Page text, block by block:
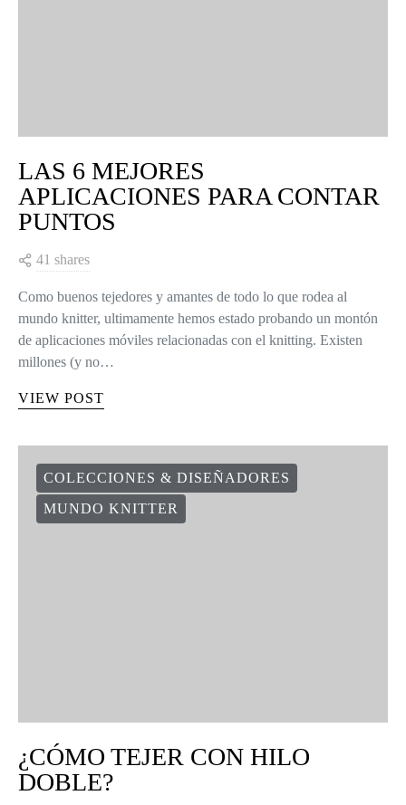
LAS 6 MEJORES
APLICACIONES PARA CONTAR
PUNTOS
41 shares
Como buenos tejedores y amantes de todo lo que rodea al
mundo knitter, ultimamente hemos estado probando un montón
de aplicaciones móviles relacionadas con el knitting. Existen
millones (y no…
VIEW POST
COLECCIONES & DISEÑADORES
MUNDO KNITTER
¿CÓMO TEJER CON HILO
DOBLE?